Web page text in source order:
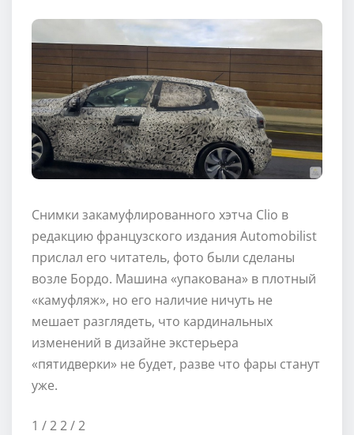
Снимки закамуфлированного хэтча Clio в
редакцию французского издания Automobilist
прислал его читатель, фото были сделаны
возле Бордо. Машина «упакована» в плотный
«камуфляж», но его наличие ничуть не
мешает разглядеть, что кардинальных
изменений в дизайне экстерьера
«пятидверки» не будет, разве что фары станут
уже.
1 / 22/ 2